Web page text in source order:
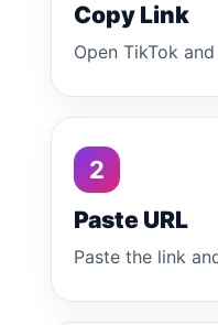
Copy Link
Open TikTok
2
Paste URL
Paste the link